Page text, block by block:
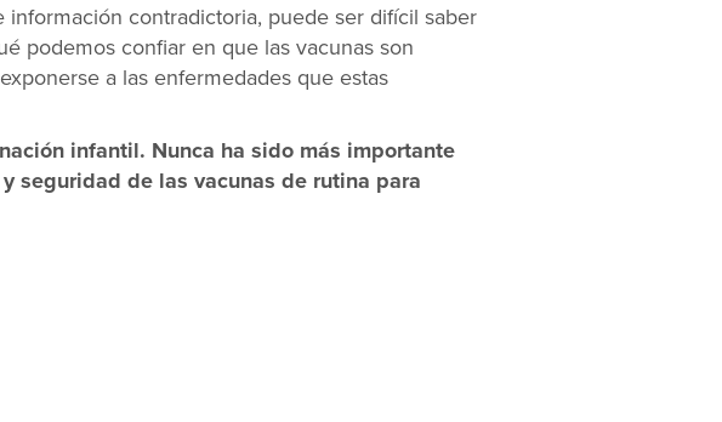
contradictoria, puede ser difícil saber
podemos confiar en que las vacunas son
a las enfermedades que estas
infantil. Nunca ha sido más importante
seguridad de las vacunas de rutina para